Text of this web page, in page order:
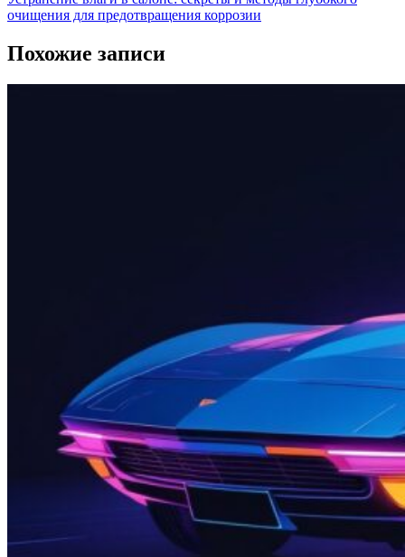
очищения для предотвращения коррозии
Похожие записи